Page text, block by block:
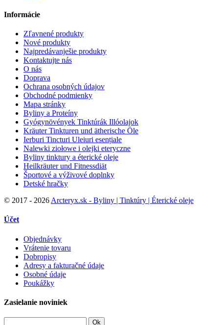
Informácie
Zľavnené produkty
Nové produkty
Najpredávanješie produkty
Kontaktujte nás
O nás
Doprava
Ochrana osobných údajov
Obchodné podmienky
Mapa stránky
Byliny a Proteíny
Gyógynövények Tinktúrák Illóolajok
Kräuter Tinkturen und ätherische Öle
Ierburi Tincturi Uleiuri esențiale
Nalewki ziołowe i olejki eteryczne
Byliny tinktury a éterické oleje
Heilkräuter und Fitnessdiät
Športové a výživové doplnky
Detské hračky
© 2017 - 2026 Arcteryx.sk - Byliny | Tinktúry | Éterické oleje
Účet
Objednávky
Vrátenie tovaru
Dobropisy
Adresy a fakturačné údaje
Osobné údaje
Poukážky
Zasielanie noviniek
Ok